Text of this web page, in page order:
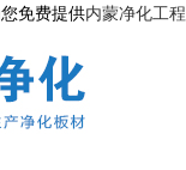
免费提供内蒙净化工程